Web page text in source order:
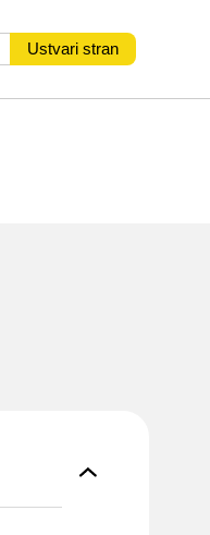
Ustvari stran